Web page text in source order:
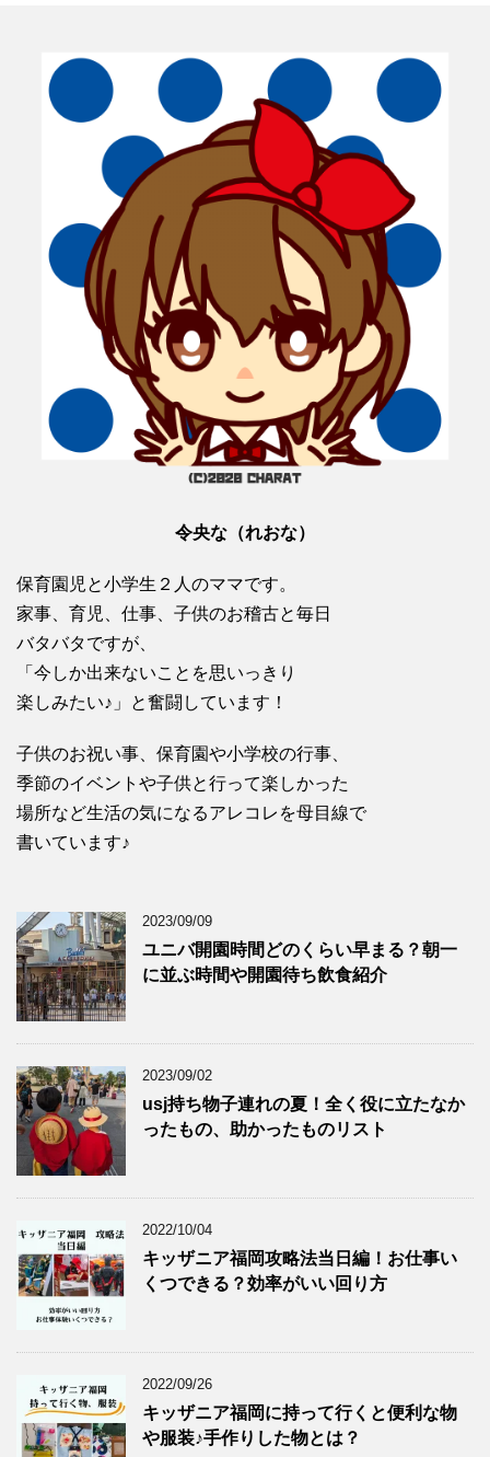
令央な（れおな）
保育園児と小学生２人のママです。
家事、育児、仕事、子供のお稽古と毎日
バタバタですが、
「今しか出来ないことを思いっきり
楽しみたい♪」と奮闘しています！
子供のお祝い事、保育園や小学校の行事、
季節のイベントや子供と行って楽しかった
場所など生活の気になるアレコレを母目線で
書いています♪
2023/09/09
ユニバ開園時間どのくらい早まる？朝一
に並ぶ時間や開園待ち飲食紹介
2023/09/02
usj持ち物子連れの夏！全く役に立たなか
ったもの、助かったものリスト
2022/10/04
キッザニア福岡攻略法当日編！お仕事い
くつできる？効率がいい回り方
2022/09/26
キッザニア福岡に持って行くと便利な物
や服装♪手作りした物とは？